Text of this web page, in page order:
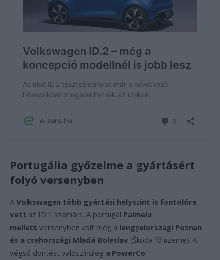
Portugália győzelme a gyártásért
folyó versenyben
A Volkswagen több gyártási helyszínt is fontolóra
vett az ID.1 számára. A portugál Palmela
mellett versenyben volt még a lengyelországi Poznan
és a csehországi Mladá Boleslav (Škoda fő üzeme). A
végső döntést valószínűleg a PowerCo